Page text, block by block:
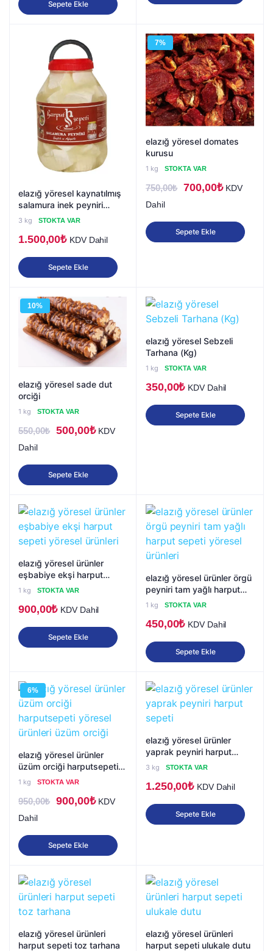
Sepete Ekle
elazığ yöresel kaynatılmış
salamura inek peyniri
harput sepeti
3 kg STOKTA VAR
1.500,00₺ KDV Dahil
Sepete Ekle
7%
elazığ yöresel domates
kurusu
1 kg STOKTA VAR
750,00₺ Orijinal
750,00₺.
700,00₺Şu
fiyat:
700,00₺.
KDV
Dahil
Sepete Ekle
10%
elazığ yöresel sade dut
orciği
1 kg STOKTA VAR
550,00₺ Orijinal
550,00₺.
500,00₺Şu
fiyat:
500,00₺.
KDV
Dahil
Sepete Ekle
elazığ yöresel Sebzeli
Tarhana (Kg)
1 kg STOKTA VAR
350,00₺ KDV Dahil
Sepete Ekle
elazığ yöresel ürünler
eşbabiye ekşi harput
sepeti yöresel ürünleri
1 kg STOKTA VAR
900,00₺ KDV Dahil
Sepete Ekle
elazığ yöresel ürünler örgü
peyniri tam yağlı harput
sepeti yöresel ürünleri
1 kg STOKTA VAR
450,00₺ KDV Dahil
Sepete Ekle
6%
elazığ yöresel ürünler
üzüm orciği harputsepeti
yöresel ürünleri üzüm
orciği
1 kg STOKTA VAR
950,00₺ Orijinal
950,00₺.
900,00₺Şu
fiyat:
900,00₺.
KDV
Dahil
Sepete Ekle
elazığ yöresel ürünler
yaprak peyniri harput
sepeti
3 kg STOKTA VAR
1.250,00₺ KDV Dahil
Sepete Ekle
elazığ yöresel ürünleri
harput sepeti toz tarhana
elazığ yöresel ürünleri
harput sepeti ulukale dutu